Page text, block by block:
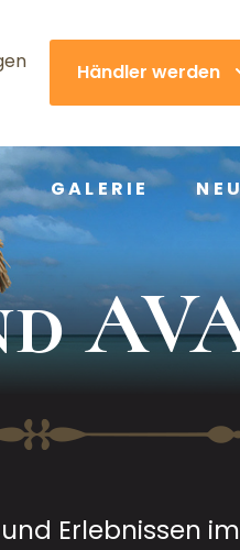
Händler werden
GALERIE
Erlebnissen